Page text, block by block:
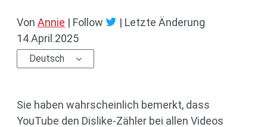
Von Annie | Follow | Letzte Änderung
14.April.2025
Deutsch
Sie haben wahrscheinlich bemerkt, dass
YouTube den Dislike-Zähler bei allen Videos